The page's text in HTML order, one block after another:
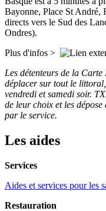
Bayonne, Place St André,
directs vers le Sud des
Ondres).
Plus d'infos >
Les détenteurs de la
déplacer sur tout le
vendredi et samedi soir.
de leur choix et les dépose
par le service.
Les aides
Services
Aides et services pour les
Restauration